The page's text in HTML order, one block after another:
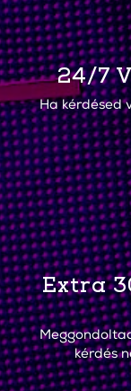
24/7
Ha kérdésed
Extra
kérdés